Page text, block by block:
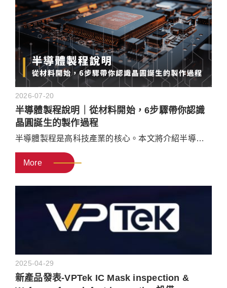
2026-07-20
半導體製程說明｜從材料開始，6步驟帶你認識
晶圓誕生的製作過程
半導體製程是高科技產業的核心。本文將介紹半導體
製程順序、半導體元件製造的所需材料，以及常見的
半導體用途，帶你一次掌握半導體製造流程！文末再
More
2025-04-29
新產品發表-VPTek IC Mask inspection &